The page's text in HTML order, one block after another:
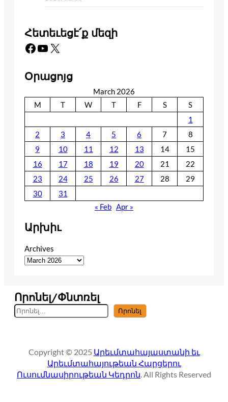
Հետեւեցէ՛ք մեզի
Facebook YouTube X
Օրացոյց
March 2026
M
T W T F S
S
1
2
3 4 5 6 7
8
9
10 11 12 13 14
15
16
17 18 19 20 21
22
23
24 25 26 27 28
29
30
31
« Feb Apr »
Արխիւ
Archives
Որոնել/Փնտռել
S
e
c
h
Որոնել
Copyright © 2025 Արեւմտահայաստանի եւ
Արեւմտահայութեան Հարցերու
Ուսումնասիրութեան Կեդրոն. All Rights Reserved